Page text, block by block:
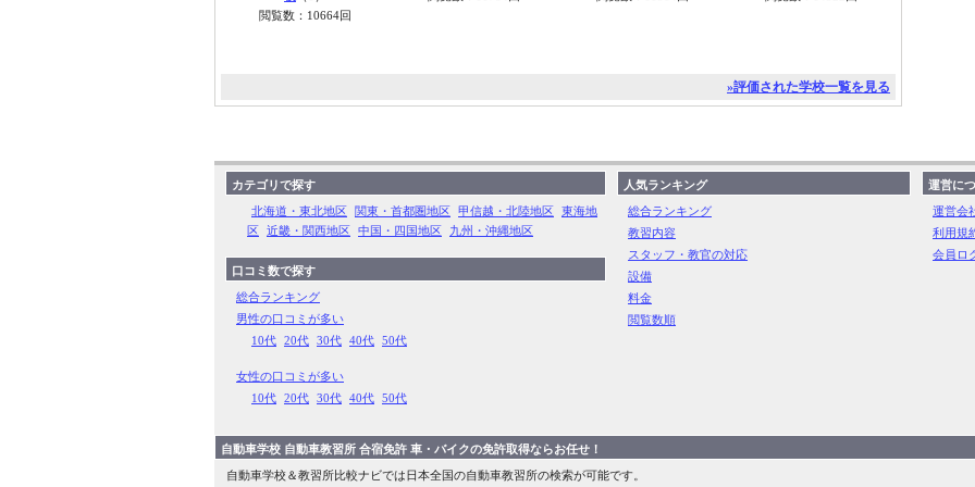
閲覧数：10664回
»評価された学校一覧を見る
カテゴリで探す
北海道・東北地区 関東・首都圏地区 甲信越・北陸地区 東海地
区 近畿・関西地区 中国・四国地区 九州・沖縄地区
口コミ数で探す
総合ランキング
男性の口コミが多い
10代 20代 30代 40代 50代
女性の口コミが多い
10代 20代 30代 40代 50代
人気ランキング
総合ランキング
教習内容
スタッフ・教官の対応
設備
料金
閲覧数順
運営に
運営会
利用規
会員ロ
自動車学校 自動車教習所 合宿免許 車・バイクの免許取得ならお任せ！
自動車学校＆教習所比較ナビでは日本全国の自動車教習所の検索が可能です。